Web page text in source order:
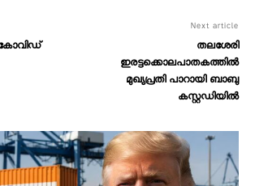
Next article
തലശേരി
ഇരട്ടക്കൊലപാതകത്തിൽ
മുഖ്യപ്രതി പാറായി ബാബു
കസ്റ്റഡിയിൽ